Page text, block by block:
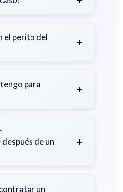
lesiones, facturas
fuera del trabajo y
el perito del
+
para evitar
perjudiquen su
para
+
Consulte para
específica.
de un
+
no admita
un